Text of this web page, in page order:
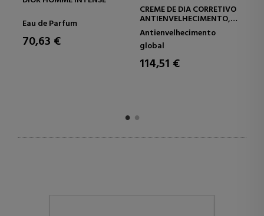
Eau de Parfum
70,63 €
CREME DE DIA CORRETIVO
ANTIENVELHECIMENTO,
RUGAS E FIRMEZA DE
ALTO DESEMPENHO
Antienvelhecimento
global
114,51 €